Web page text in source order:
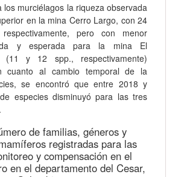
los murciélagos la riqueza observada
en la mina Cerro Largo, con 24
pero con menor
y esperada para la mina El
(11 y 12 spp., respectivamente)
cuanto al cambio temporal de la
se encontró que entre 2018 y
especies disminuyó para las tres
de familias, géneros y
registradas para las
y compensación en el
en el departamento del Cesar,